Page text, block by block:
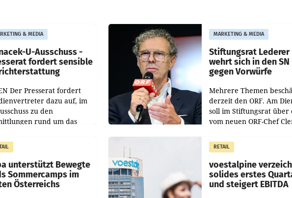
& MEDIA
U-Ausschuss -
fordert sensible
Der Presserat fordert
dazu auf, im
zu den
rund um das
Christian
auf sensible
MARKETING & MEDIA
Stiftungsrat Lederer
wehrt sich in den SN
gegen Vorwürfe
Mehrere Themen
derzeit den ORF. Am
soll im Stiftungsrat über
vom neuen ORF-Chef
Besetzungen für die
Direktionen abgestimmt
werden.
unterstützt Bewegte
Sommercamps im
Österreichs
RETAIL
voestalpine
solides erstes
und steigert EBITDA